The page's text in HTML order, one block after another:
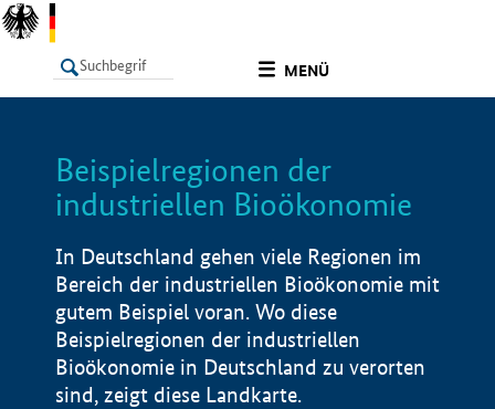
MENÜ
LISTE
Beispielregionen der
industriellen Bioökonomie
In Deutschland gehen viele Regionen im
Bereich der industriellen Bioökonomie mit
gutem Beispiel voran. Wo diese
Beispielregionen der industriellen
Bioökonomie in Deutschland zu verorten
sind, zeigt diese Landkarte.